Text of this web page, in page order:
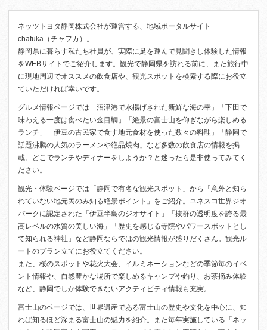
ネッツトヨタ静岡株式会社が運営する、地域ポータルサイト
chafuka（チャフカ）。
静岡県に暮らす私たち社員が、実際に足を運んで見聞きし体験した情報
をWEBサイトでご紹介します。観光で静岡県を訪れる前に、また旅行中
に現地周辺でオススメの飲食店や、観光スポットを検索する際にお役立
ていただければ幸いです。
グルメ情報ページでは「沼津港で水揚げされた新鮮な海の幸」「下田で
味わえる一度は食べたい金目鯛」「絶景の富士山を仰ぎながら楽しめる
ランチ」「伊豆の古民家で食す地元食材を使った数々の料理」「静岡で
話題沸騰の人気のラーメンや絶品焼肉」など多数の飲食店の情報を掲
載。どこでランチやディナーをしようか？と迷ったら是非使ってみてく
ださい。
観光・体験ページでは「静岡で有名な観光スポット」から「意外と知ら
れていない地元民のみ知る絶景ポイント」をご紹介。ユネスコ世界ジオ
パークに認定された「伊豆半島のジオサイト」「抜群の透明度を誇る最
高レベルの水質の美しい海」「歴史を感じる寺院やパワースポットとし
て知られる神社」など静岡ならではの観光情報が盛りだくさん。観光ル
ートのプラン立てにお役立てください。
また、桜のスポットや花火大会、イルミネーションなどの季節毎のイベ
ント情報や、自然豊かな場所で楽しめるキャンプや釣り、お茶摘み体験
など、静岡でしか体験できないアクティビティ情報も充実。
富士山のページでは、世界遺産である富士山の歴史や文化を中心に、知
れば知るほど深まる富士山の魅力を紹介。また毎年実施している「ネッ